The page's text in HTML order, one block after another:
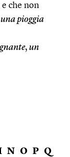
che non
una pioggia
, un
N O P Q